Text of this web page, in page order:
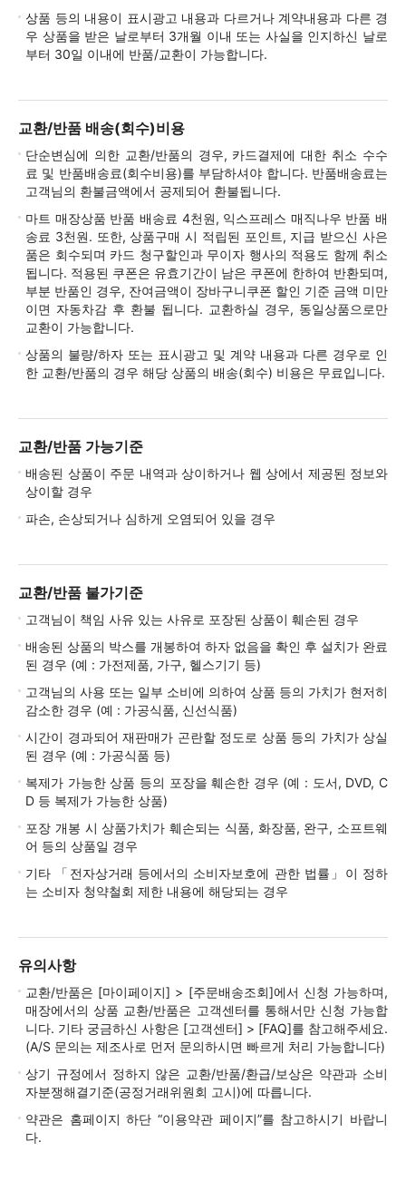
상품 등의 내용이 표시광고 내용과 다르거나 계약내용과 다른 경
우 상품을 받은 날로부터 3개월 이내 또는 사실을 인지하신 날로
부터 30일 이내에 반품/교환이 가능합니다.
교환/반품 배송(회수)비용
단순변심에 의한 교환/반품의 경우, 카드결제에 대한 취소 수수
료 및 반품배송료(회수비용)를 부담하셔야 합니다. 반품배송료는
고객님의 환불금액에서 공제되어 환불됩니다.
마트 매장상품 반품 배송료 4천원, 익스프레스 매직나우 반품 배
송료 3천원. 또한, 상품구매 시 적립된 포인트, 지급 받으신 사은
품은 회수되며 카드 청구할인과 무이자 행사의 적용도 함께 취소
됩니다. 적용된 쿠폰은 유효기간이 남은 쿠폰에 한하여 반환되며,
부분 반품인 경우, 잔여금액이 장바구니쿠폰 할인 기준 금액 미만
이면 자동차감 후 환불 됩니다. 교환하실 경우, 동일상품으로만
교환이 가능합니다.
상품의 불량/하자 또는 표시광고 및 계약 내용과 다른 경우로 인
한 교환/반품의 경우 해당 상품의 배송(회수) 비용은 무료입니다.
교환/반품 가능기준
배송된 상품이 주문 내역과 상이하거나 웹 상에서 제공된 정보와
상이할 경우
파손, 손상되거나 심하게 오염되어 있을 경우
교환/반품 불가기준
고객님이 책임 사유 있는 사유로 포장된 상품이 훼손된 경우
배송된 상품의 박스를 개봉하여 하자 없음을 확인 후 설치가 완료
된 경우 (예 : 가전제품, 가구, 헬스기기 등)
고객님의 사용 또는 일부 소비에 의하여 상품 등의 가치가 현저히
감소한 경우 (예 : 가공식품, 신선식품)
시간이 경과되어 재판매가 곤란할 정도로 상품 등의 가치가 상실
된 경우 (예 : 가공식품 등)
복제가 가능한 상품 등의 포장을 훼손한 경우 (예 : 도서, DVD, C
D 등 복제가 가능한 상품)
포장 개봉 시 상품가치가 훼손되는 식품, 화장품, 완구, 소프트웨
어 등의 상품일 경우
기타 「전자상거래 등에서의 소비자보호에 관한 법률」이 정하
는 소비자 청약철회 제한 내용에 해당되는 경우
유의사항
교환/반품은 [마이페이지] > [주문배송조회]에서 신청 가능하며,
매장에서의 상품 교환/반품은 고객센터를 통해서만 신청 가능합
니다. 기타 궁금하신 사항은 [고객센터] > [FAQ]를 참고해주세요.
(A/S 문의는 제조사로 먼저 문의하시면 빠르게 처리 가능합니다)
상기 규정에서 정하지 않은 교환/반품/환급/보상은 약관과 소비
자분쟁해결기준(공정거래위원회 고시)에 따릅니다.
약관은 홈페이지 하단 “이용약관 페이지”를 참고하시기 바랍니
다.